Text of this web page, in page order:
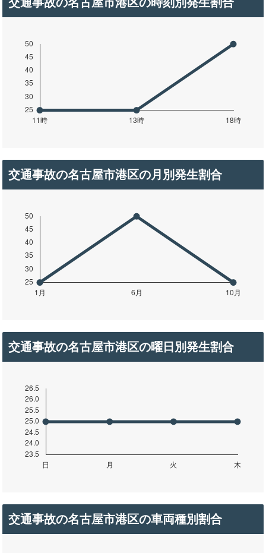
交通事故の名古屋市港区の月別発生割合
交通事故の名古屋市港区の曜日別発生割合
交通事故の名古屋市港区の車両種別割合